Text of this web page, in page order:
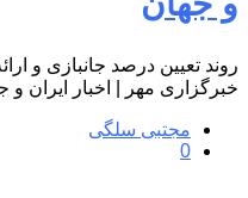
روند تعیین درصد جانبازی و
خبرگزاری مهر | اخبار ایران و
مجتبی سلگی
0